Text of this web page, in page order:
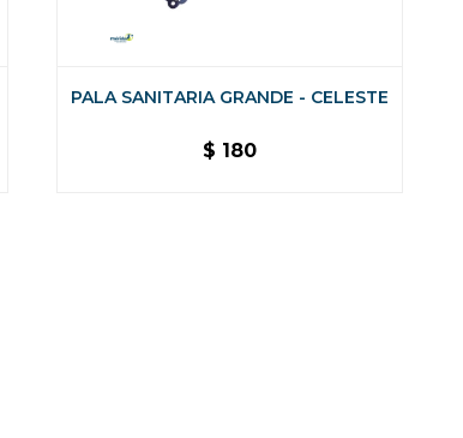
PALA SANITARIA GRANDE - CELESTE
$ 180